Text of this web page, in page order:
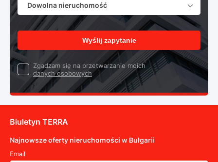
Dowolna nieruchomość
Wyślij zapytanie
Zgadzam się na przetwarzanie moich
danych osobowych
Biuletyn TERRA
Najnowsze oferty nieruchomości w Bułgarii
Email